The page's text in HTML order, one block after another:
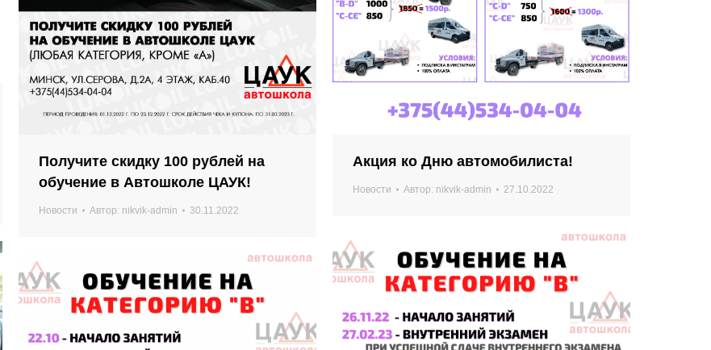
Получите скидку 100 рублей на
обучение в Автошколе ЦАУК!
Новости Автор: nikvik-admin 30.11.2022
Акция ко Дню автомобилиста!
Новости Автор: nikvik-admin 27.10.2022